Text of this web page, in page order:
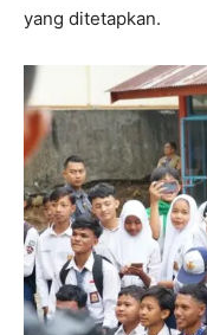
yang ditetapkan.